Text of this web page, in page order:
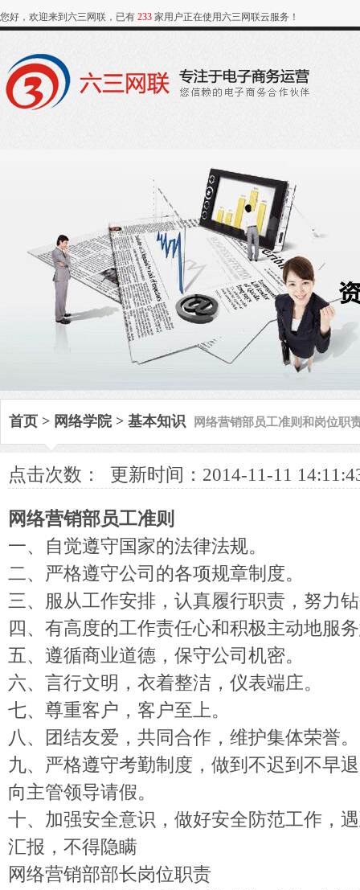
您好，欢迎来到六三网联，已有 233 家用户正在使用六三网联云服务！
首页 > 网络学院> 基本知识 网络营销部员工准则和岗位职
点击次数： 更新时间：2014-11-11
网络营销部员工准则
一、自觉遵守国家的法律法规。
二、严格遵守公司的各项规章制度。
三、服从工作安排，认真履行职责，努力
四、有高度的工作责任心和积极主动地服
五、遵循商业道德，保守公司机密。
六、言行文明，衣着整洁，仪表端庄。
七、尊重客户，客户至上。
八、团结友爱，共同合作，维护集体荣誉。
九、严格遵守考勤制度，做到不迟到不早
向主管领导请假。
十、加强安全意识，做好安全防范工作，
汇报，不得隐瞒
网络营销部部长岗位职责